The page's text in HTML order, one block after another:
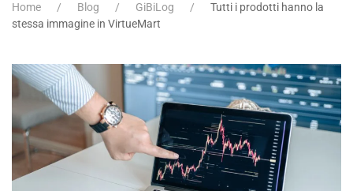
Home Blog GiBiLog
Tutti i prodotti hanno la
stessa immagine in VirtueMart